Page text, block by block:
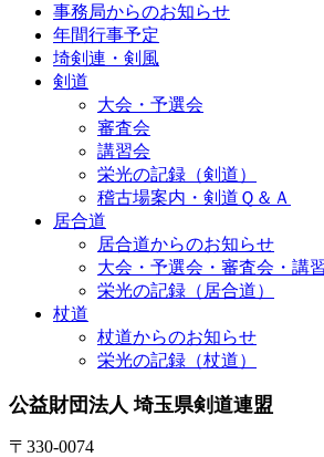
事務局からのお知らせ
年間行事予定
埼剣連・剣風
剣道
大会・予選会
審査会
講習会
栄光の記録（剣道）
稽古場案内・剣道Ｑ＆Ａ
居合道
居合道からのお知らせ
大会・予選会・審査会・講
栄光の記録（居合道）
杖道
杖道からのお知らせ
栄光の記録（杖道）
公益財団法人 埼玉県剣道連盟
〒330-0074